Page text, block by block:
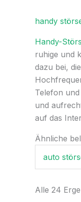
handy
Handy-
ruhige und
dazu bei,
Telefon
und
auf das
Ähnliche
auto
Alle 24